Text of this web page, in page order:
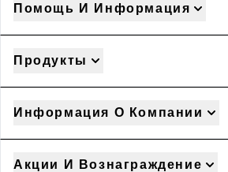
Помощь И Информация
Продукты
Информация О Компании
Акции И Вознаграждение